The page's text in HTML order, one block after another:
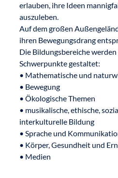
erlauben, ihre Ideen
auszuleben.
Auf dem großen
ihren Bewegungsdrang
Die Bildungsbereiche
Schwerpunkte gestaltet:
• Mathematische und
• Bewegung
• Ökologische Themen
• musikalische, ethische,
interkulturelle Bildung
• Sprache und
• Körper, Gesundheit und
• Medien